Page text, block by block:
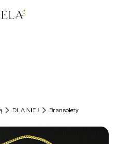
0. Zobacz szczegóły
DLA NIEJ Bransolety